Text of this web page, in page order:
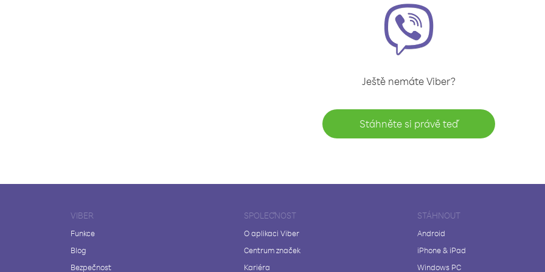
Ještě nemáte Viber?
Stáhněte si právě teď
VIBER
Funkce
Blog
Bezpečnost
SPOLEČNOST
O aplikaci Viber
Centrum značek
Kariéra
STÁHNOUT
Android
iPhone & iPad
Windows PC